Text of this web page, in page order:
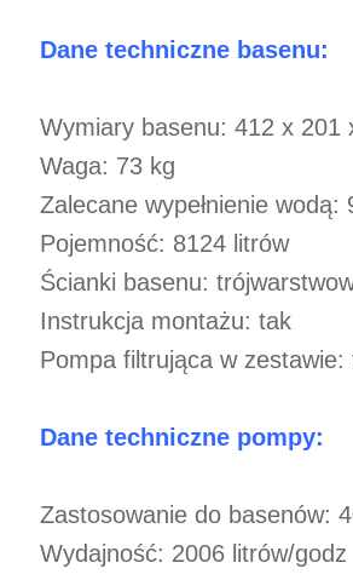
Dane techniczne basenu:
Wymiary basenu: 412 x 201
Waga: 73 kg
Zalecane wypełnienie wodą:
Pojemność: 8124 litrów
Ścianki basenu:
Instrukcja montażu: tak
Pompa filtrująca w zestawie:
Dane techniczne pompy:
Zastosowanie do basenów:
Wydajność: 2006 litrów/godz